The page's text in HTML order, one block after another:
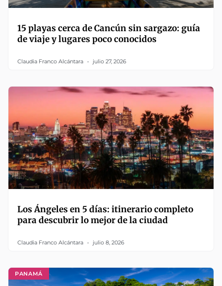
15 playas cerca de Cancún sin sargazo: guía
de viaje y lugares poco conocidos
Claudia Franco Alcántara julio 27, 2026
Los Ángeles en 5 días: itinerario completo
para descubrir lo mejor de la ciudad
Claudia Franco Alcántara julio 8, 2026
PANAMÁ